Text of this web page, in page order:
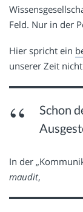
Feld. Nur in der
Hier spricht ein
unserer Zeit
Schon
In der
maudit,